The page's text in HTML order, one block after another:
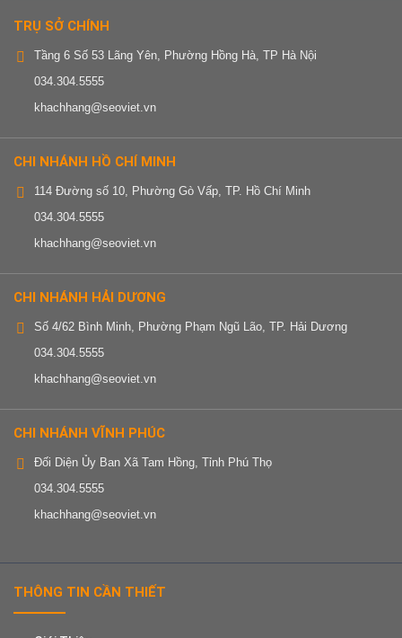
TRỤ SỞ CHÍNH
Tầng 6 Số 53 Lãng Yên, Phường Hồng Hà, TP Hà Nội
034.304.5555
khachhang@seoviet.vn
CHI NHÁNH HỒ CHÍ MINH
114 Đường số 10, Phường Gò Vấp, TP. Hồ Chí Minh
034.304.5555
khachhang@seoviet.vn
CHI NHÁNH HẢI DƯƠNG
Số 4/62 Bình Minh, Phường Phạm Ngũ Lão, TP. Hải Dương
034.304.5555
khachhang@seoviet.vn
CHI NHÁNH VĨNH PHÚC
Đối Diện Ủy Ban Xã Tam Hồng, Tỉnh Phú Thọ
034.304.5555
khachhang@seoviet.vn
THÔNG TIN CẦN THIẾT